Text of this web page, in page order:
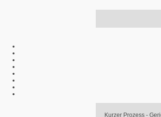
Kurzer Prozess -